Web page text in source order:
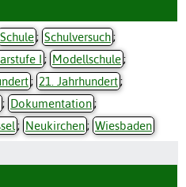
Schule; Schulversuch;
I ; Modellschule;
; 21. Jahrhundert;
; Dokumentation;
; Neukirchen; Wiesbaden